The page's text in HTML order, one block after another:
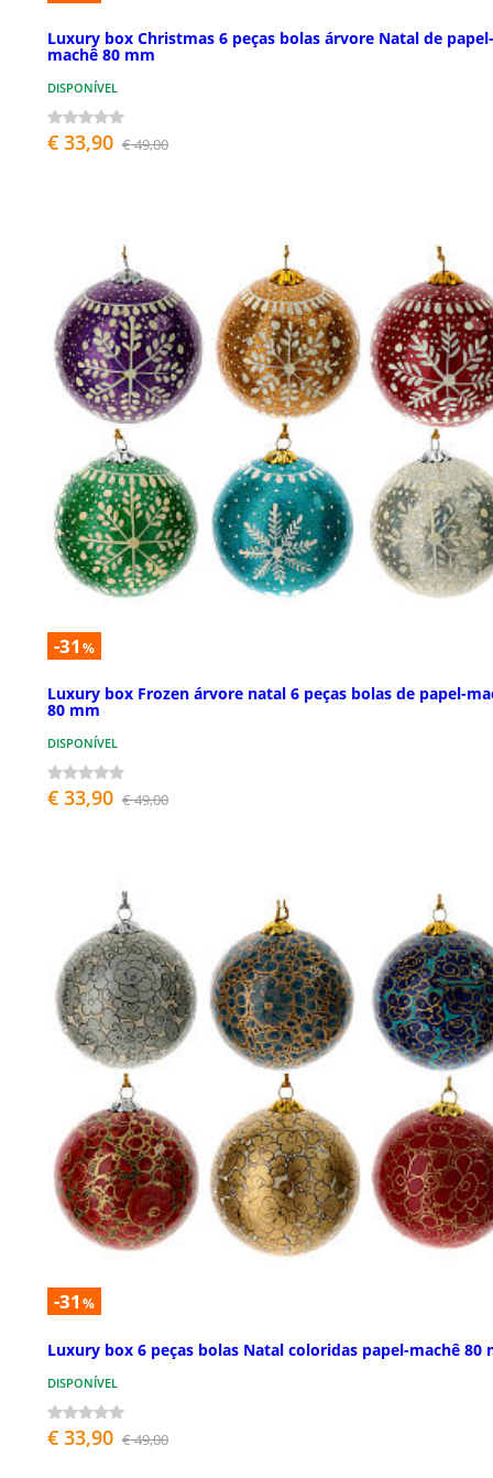
Luxury box Christmas 6 peças bolas árvore Natal de papel-
machê 80 mm
DISPONÍVEL
€ 33,90 € 49,00
-31 %
Luxury box Frozen árvore natal 6 peças bolas de papel-
80 mm
DISPONÍVEL
€ 33,90 € 49,00
-31 %
Luxury box 6 peças bolas Natal coloridas papel-machê 80
DISPONÍVEL
€ 33,90 € 49,00